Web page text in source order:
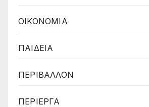
ΟΙΚΟΝΟΜΙΑ
ΠΑΙΔΕΙΑ
ΠΕΡΙΒΑΛΛΟΝ
ΠΕΡΙΕΡΓΑ